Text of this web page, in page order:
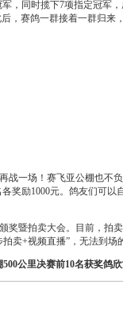
，同时揽下7项指定冠军
，赛鸽一群接着一群归
一场！赛飞亚公棚也不
奖励1000元。鸽友们可
拍卖大会。目前，拍
卖+视频直播”，无法到场
公里决赛前10名获奖鸽